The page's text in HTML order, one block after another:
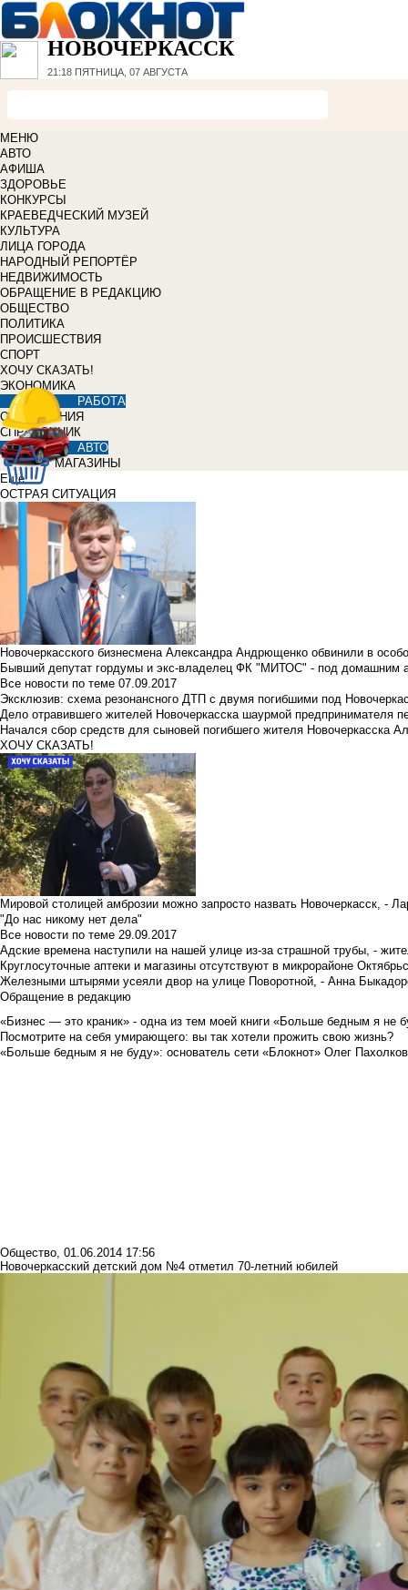
НОВОЧЕРКАССК
21:18 ПЯТНИЦА, 07 АВГУСТА
МЕНЮ
АВТО
АФИША
ЗДОРОВЬЕ
КОНКУРСЫ
КРАЕВЕДЧЕСКИЙ МУЗЕЙ
КУЛЬТУРА
ЛИЦА ГОРОДА
НАРОДНЫЙ РЕПОРТЁР
НЕДВИЖИМОСТЬ
ОБРАЩЕНИЕ В РЕДАКЦИЮ
ОБЩЕСТВО
ПОЛИТИКА
ПРОИСШЕСТВИЯ
СПОРТ
ХОЧУ СКАЗАТЬ!
ЭКОНОМИКА
РАБОТА
ОБЪЯВЛЕНИЯ
СПРАВОЧНИК
АВТО
МАГАЗИНЫ
Еще
ОСТРАЯ СИТУАЦИЯ
Новочеркасского бизнесмена Александра Андрющенко обвинили в
Бывший депутат гордумы и экс-владелец ФК "МИТОС" - под домашним
Все новости по теме 07.09.2017
Эксклюзив: схема резонансного ДТП с двумя погибшими под
Дело отравившего жителей Новочеркасска шаурмой предпринимателя
Начался сбор средств для сыновей погибшего жителя Новочеркасска
ХОЧУ СКАЗАТЬ!
Мировой столицей амброзии можно запросто назвать Новочеркасск, -
"До нас никому нет дела"
Все новости по теме 29.09.2017
Адские времена наступили на нашей улице из-за страшной трубы, -
Круглосуточные аптеки и магазины отсутствуют в микрорайоне
Железными штырями усеяли двор на улице Поворотной, - Анна
Обращение в редакцию
«Бизнес — это краник» - одна из тем моей книги «Больше бедным я не
Посмотрите на себя умирающего: вы так хотели прожить свою жизнь?
«Больше бедным я не буду»: основатель сети «Блокнот» Олег Пахолков
Общество, 01.06.2014 17:56
Новочеркасский детский дом №4 отметил 70-летний юбилей